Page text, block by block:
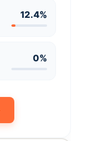
12.4%
0%